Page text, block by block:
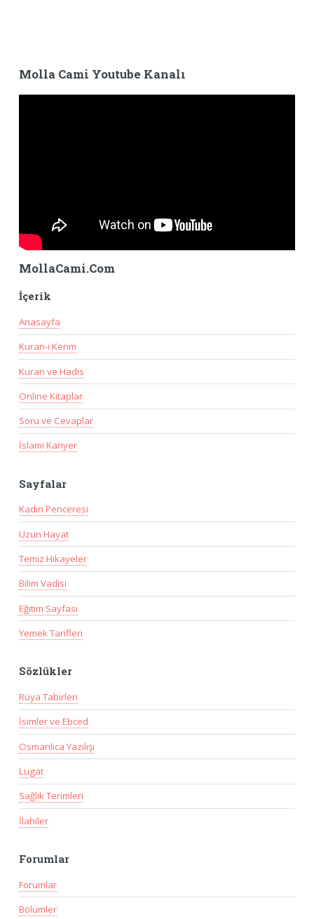
Molla Cami Youtube Kanalı
MollaCami.Com
İçerik
Anasayfa
Kuran-ı Kerim
Kuran ve Hadis
Online Kitaplar
Soru ve Cevaplar
İslami Kariyer
Sayfalar
Kadın Penceresi
Uzun Hayat
Temiz Hikayeler
Bilim Vadisi
Eğitim Sayfası
Yemek Tarifleri
Sözlükler
Rüya Tabirleri
İsimler ve Ebced
Osmanlıca Yazılışı
Lugat
Sağlık Terimleri
İlahiler
Forumlar
Forumlar
Bölümler